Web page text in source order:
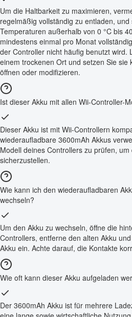
Um die Haltbarkeit zu maximieren,
regelmäßig vollständig zu entladen,
Temperaturen außerhalb von 0 °C bis
mindestens einmal pro Monat
der Controller nicht häufig benutzt wird.
einem trockenen Ort und setzen Sie sie
öffnen oder modifizieren.
Ist dieser Akku mit allen Wii-Controller-
Dieser Akku ist mit Wii-Controllern
wiederaufladbare 3600mAh Akkus
Modell deines Controllers zu prüfen,
sicherzustellen.
Wie kann ich den wiederaufladbaren
wechseln?
Um den Akku zu wechseln, öffne die
Controllers, entferne den alten Akku
Akku ein. Achte darauf, die Kontakte
Wie oft kann dieser Akku aufgeladen
Der 3600mAh Akku ist für mehrere